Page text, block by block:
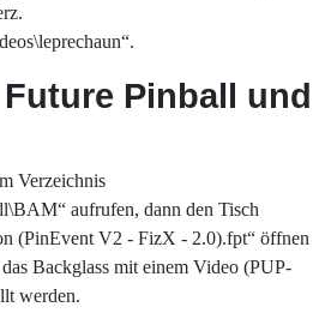
Pinball und
Verzeichnis
aufrufen, dann den Tisch
(PinEvent V2 - FizX - 2.0).fpt“ öffnen
Backglass mit einem Video (PUP-
werden.